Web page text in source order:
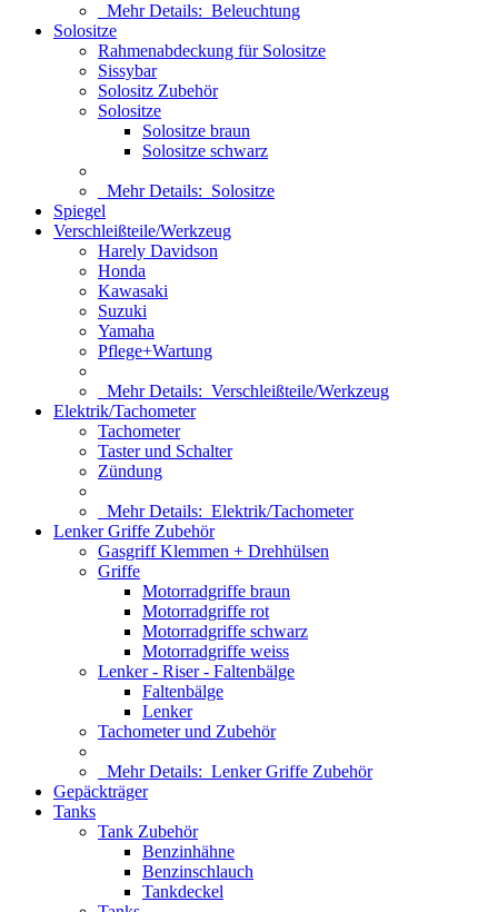
Mehr Details: Beleuchtung
Solositze
Rahmenabdeckung für Solositze
Sissybar
Solositz Zubehör
Solositze
Solositze braun
Solositze schwarz
Mehr Details: Solositze
Spiegel
Verschleißteile/Werkzeug
Harely Davidson
Honda
Kawasaki
Suzuki
Yamaha
Pflege+Wartung
Mehr Details: Verschleißteile/Werkzeug
Elektrik/Tachometer
Tachometer
Taster und Schalter
Zündung
Mehr Details: Elektrik/Tachometer
Lenker Griffe Zubehör
Gasgriff Klemmen + Drehhülsen
Griffe
Motorradgriffe braun
Motorradgriffe rot
Motorradgriffe schwarz
Motorradgriffe weiss
Lenker - Riser - Faltenbälge
Faltenbälge
Lenker
Tachometer und Zubehör
Mehr Details: Lenker Griffe Zubehör
Gepäckträger
Tanks
Tank Zubehör
Benzinhähne
Benzinschlauch
Tankdeckel